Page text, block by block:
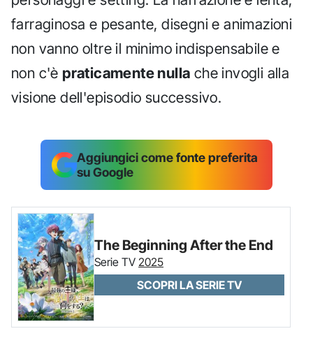
farraginosa e pesante, disegni e animazioni
non vanno oltre il minimo indispensabile e
non c'è praticamente nulla che invogli alla
visione dell'episodio successivo.
Aggiungici come fonte preferita
su Google
The Beginning After the End
Serie TV 2025
SCOPRI LA SERIE TV